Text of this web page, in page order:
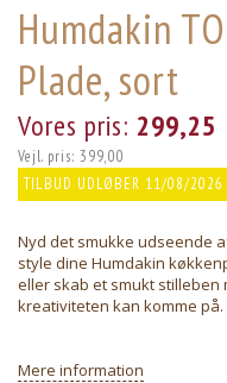
Humdakin
Plade, sort
Vores pris: 299,25
Vejl. pris: 399,00
TILBUD UDLØBER 11/08/2026
Nyd det smukke udseende
style dine Humdakin
eller skab et smukt stilleben
kreativiteten kan komme på.
Mere information